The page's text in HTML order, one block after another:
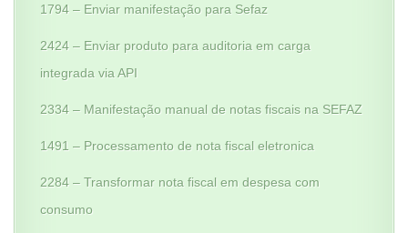
1794 – Enviar manifestação para Sefaz
2424 – Enviar produto para auditoria em carga
integrada via API
2334 – Manifestação manual de notas fiscais na SEFAZ
1491 – Processamento de nota fiscal eletronica
2284 – Transformar nota fiscal em despesa com
consumo